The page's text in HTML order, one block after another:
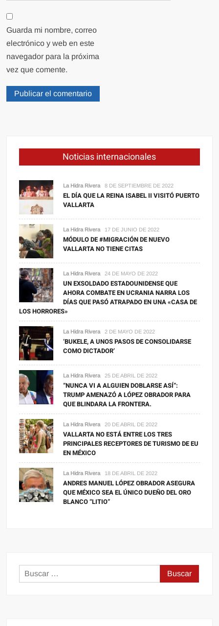
Guarda mi nombre, correo
electrónico y web en este
navegador para la próxima
vez que comente.
Noticias internacionales
La Hidra Rivera 8 DE SEPTIEMBRE DE 2022
EL DÍA QUE LA REINA ISABEL II VISITÓ PUERTO
VALLARTA
La Hidra Rivera 17 DE JUNIO DE 2022
MÓDULO DE #MIGRACIÓN DE NUEVO
VALLARTA NO TIENE CITAS
La Hidra Rivera 24 DE MAYO DE 2022
UN EXSOLDADO ESTADOUNIDENSE QUE
AHORA COMBATE EN UCRANIA NARRA LOS
DÍAS QUE PASÓ ATRAPADO EN UNA «CASA DE
LOS HORRORES»
La Hidra Rivera 2 DE MAYO DE 2022
‘BUKELE, A UNOS PASOS DE CONSOLIDARSE
COMO DICTADOR’
La Hidra Rivera 25 DE ABRIL DE 2022
“NUNCA VI A ALGUIEN DOBLARSE ASÍ”:
TRUMP AMENAZÓ A LÓPEZ OBRADOR PARA
QUE BLINDARA LA FRONTERA.
La Hidra Rivera 20 DE ABRIL DE 2022
VALLARTA NO ESTÁ ENTRE LOS TRES
PRINCIPALES RECEPTORES DE TURISMO DE EU
EN MÉXICO
La Hidra Rivera 18 DE ABRIL DE 2022
ANDRES MANUEL LÓPEZ OBRADOR ASEGURA
QUE MÉXICO SEA EL ÚNICO DUEÑO DEL ORO
BLANCO “LITIO”
Buscar: